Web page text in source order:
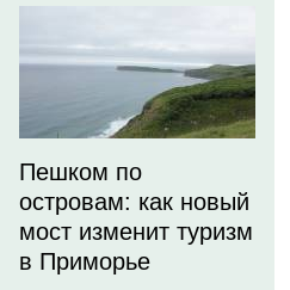
Пешком по
островам: как новый
мост изменит туризм
в Приморье